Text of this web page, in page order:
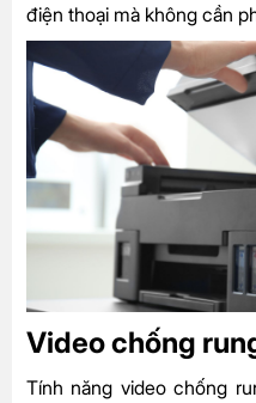
điện thoại mà không cần
Video chống
Tính năng video chống